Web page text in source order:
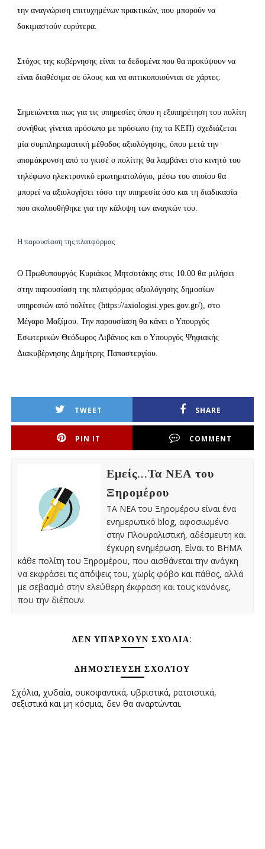
την αναγνώριση επιτυχημένων πρακτικών, που μπορούν να
δοκιμαστούν ευρύτερα.
Στόχος της κυβέρνησης είναι τα δεδομένα που θα προκύψουν να
είναι διαθέσιμα σε όλους και να οπτικοποιούνται σε χάρτες.
Σημειώνεται πως για τις υπηρεσίες όπου η εξυπηρέτηση του πολίτη
συνήθως γίνεται πρόσωπο με πρόσωπο (πχ τα ΚΕΠ) σχεδιάζεται
μία συμπληρωματική μέθοδος αξιολόγησης, όπου μετά την
απομάκρυνση από το γκισέ ο πολίτης θα λαμβάνει στο κινητό του
τηλέφωνο ηλεκτρονικό ερωτηματολόγιο, μέσω του οποίου θα
μπορεί να αξιολογήσει τόσο την υπηρεσία όσο και τη διαδικασία
που ακολουθήθηκε για την κάλυψη των αναγκών του.
Η παρουσίαση της πλατφόρμας
Ο Πρωθυπουργός Κυριάκος Μητσοτάκης στις 10.00 θα μιλήσει
στην παρουσίαση της πλατφόρμας αξιολόγησης δημοσίων
υπηρεσιών από πολίτες (https://axiologisi.ypes.gov.gr/), στο
Μέγαρο Μαξίμου. Την παρουσίαση θα κάνει ο Υπουργός
Εσωτερικών Θεόδωρος Λιβάνιος και ο Υπουργός Ψηφιακής
Διακυβέρνησης Δημήτρης Παπαστεργίου.
TWEET SHARE
PIN IT COMMENT
Εμείς...Τα ΝΕΑ του
Ξηρομέρου
ΤΑ ΝΕΑ του Ξηρομέρου είναι ένα
ενημερωτικό blog, αφοσιωμένο
στην Πλουραλιστική, αδέσμευτη και
έγκυρη ενημέρωση. Είναι το ΒΗΜΑ
κάθε πολίτη του Ξηρομέρου, που αισθάνεται την ανάγκη
να εκφράσει τις απόψεις του, χωρίς φόβο και πάθος, αλλά
με σεβασμό στην ελεύθερη έκφραση και τους κανόνες,
που την διέπουν.
ΔΕΝ ΥΠΆΡΧΟΥΝ ΣΧΌΛΙΑ:
ΔΗΜΟΣΊΕΥΣΗ ΣΧΟΛΊΟΥ
Σχόλια, χυδαία, συκοφαντικά, υβριστικά, ρατσιστικά,
σεξιστικά και μη κόσμια, δεν θα αναρτώνται.